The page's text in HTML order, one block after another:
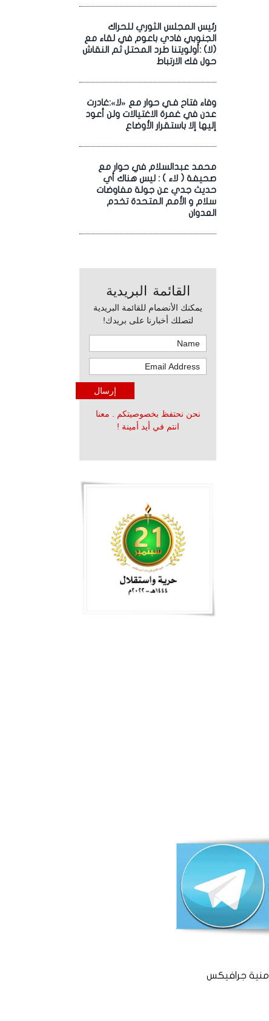
رئيس المجلس الثوري للحراك
الجنوبي فادي باعوم في لقاء مع
(لا) :أولويتنا طرد المحتل ثم النقاش
حول فك الارتباط
وفاء فتاح فـي حوار مع «لا»:غادرت
عدن في غمرة الاغتيالات ولن أعود
إليها إلا باستقرار الأوضاع
محمد عبدالسلام في حوار مع
صحيفة ( لاء ) : ليس هناك أي
حديث جدي عن جولة مفاوضات
سلام و الأمم المتحدة تخدم
العدوان
القائمة البريدية
يمكنك الأنضمام للقائمة البريدية
لتصلك أخبارنا على بريدك!
نحن نحتفظ بخصوصيتكم . معنا
انتم في أيد أمينة !
أمنية جرافيكس